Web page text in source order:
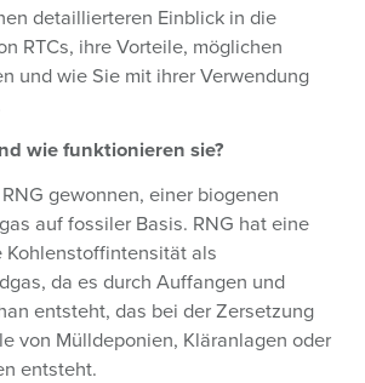
detaillierteren Einblick in die
RTCs, ihre Vorteile, möglichen
und wie Sie mit ihrer Verwendung
wie funktionieren sie?
gewonnen, einer biogenen
auf fossiler Basis. RNG hat eine
als
da es durch Auffangen und
entsteht, das bei der Zersetzung
von Mülldeponien, Kläranlagen oder
entsteht.